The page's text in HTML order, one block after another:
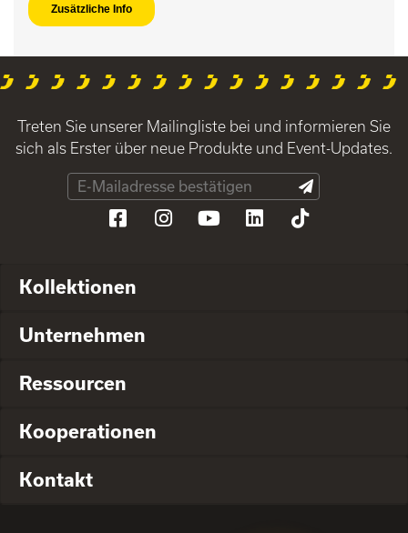
Treten Sie unserer Mailingliste bei und informieren Sie
sich als Erster über neue Produkte und Event-Updates.
Kollektionen
Unternehmen
Ressourcen
Kooperationen
Kontakt